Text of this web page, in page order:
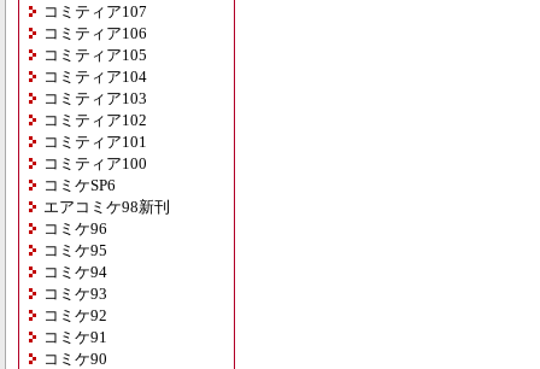
コミティア107
コミティア106
コミティア105
コミティア104
コミティア103
コミティア102
コミティア101
コミティア100
コミケSP6
エアコミケ98新刊
コミケ96
コミケ95
コミケ94
コミケ93
コミケ92
コミケ91
コミケ90